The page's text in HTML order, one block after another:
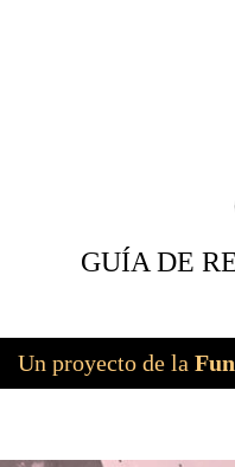
GUÍA DE
Un proyecto de la